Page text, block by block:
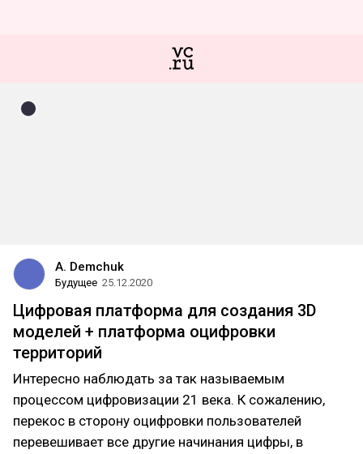
A. Demchuk
Будущее 25.12.2020
Цифровая платформа для создания 3D
моделей + платформа оцифровки
территорий
Интересно наблюдать за так называемым
процессом цифровизации 21 века. К сожалению,
перекос в сторону оцифровки пользователей
перевешивает все другие начинания цифры, в